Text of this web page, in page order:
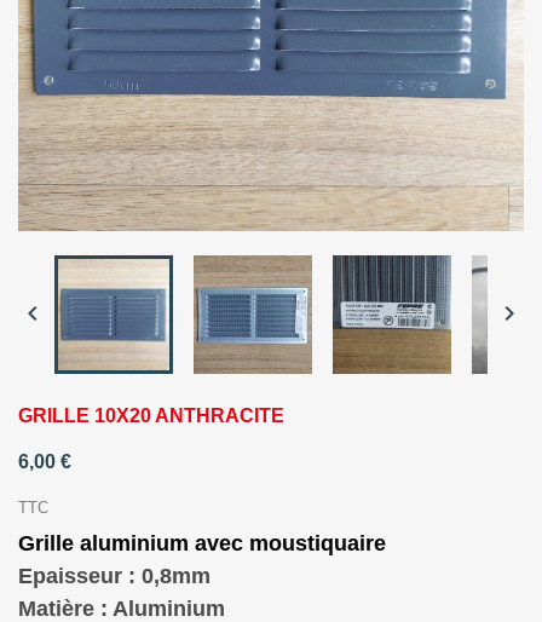
 
GRILLE 10X20 ANTHRACITE
6,00 €
TTC
Grille aluminium avec moustiquaire
Epaisseur : 0,8mm
Matière : Aluminium